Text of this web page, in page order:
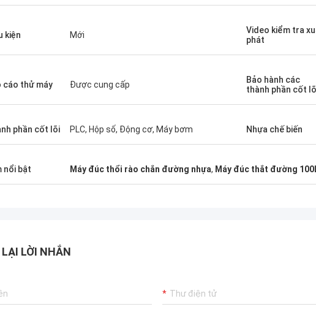
kiện Mới
Video kiểm tra
phát
cáo thử máy Được cung cấp
Bảo hành các
thành phần cốt
phần cốt lõi PLC, Hộp số, Động cơ, Máy bơm Nhựa chế biến
nổi bật Máy đúc thổi rào chắn đường nhựa, Máy đúc thắt đường
LỜI NHẮN